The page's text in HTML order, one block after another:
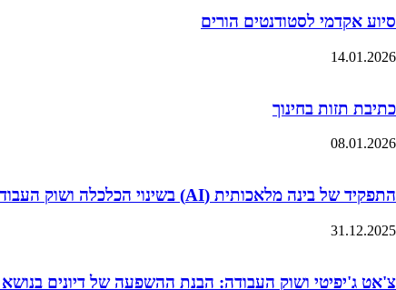
סיוע אקדמי לסטודנטים הורים
14.01.2026
כתיבת תזות בחינוך
08.01.2026
התפקיד של בינה מלאכותית (AI) בשינוי הכלכלה ושוק העבודה
31.12.2025
צ'אט ג'יפיטי ושוק העבודה: הבנת ההשפעה של דיונים בנושא AI על ציפיות השכר של סטודנטים